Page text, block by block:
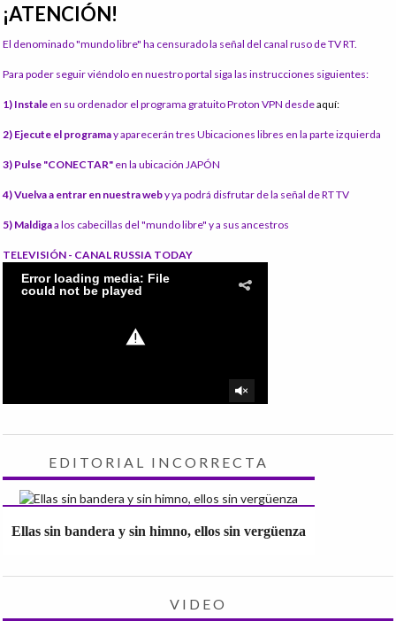
¡ATENCIÓN!
El denominado "mundo libre" ha censurado la señal del canal ruso de TV RT.
Para poder seguir viéndolo en nuestro portal siga las instrucciones siguientes:
1) Instale en su ordenador el programa gratuito Proton VPN desdeaquí:
2) Ejecute el programay aparecerán tres Ubicaciones libres en la parte izquierda
3) Pulse "CONECTAR" en la ubicación JAPÓN
4) Vuelva a entrar en nuestra weby ya podrá disfrutar de la señal de RT TV
5) Maldigaa los cabecillas del "mundo libre" y a sus ancestros
TELEVISIÓN - CANAL RUSSIA TODAY
EDITORIAL INCORRECTA
Ellas sin bandera y sin himno, ellos sin vergüenza
VIDEO